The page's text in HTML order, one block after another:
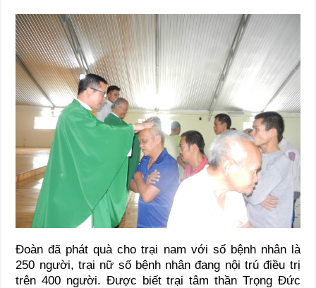
Đoàn đã phát quà cho trại nam với số bệnh nhân là
250 người, trại nữ số bệnh nhân đang nội trú điều trị
trên 400 người. Được biết trại tâm thần Trọng Đức